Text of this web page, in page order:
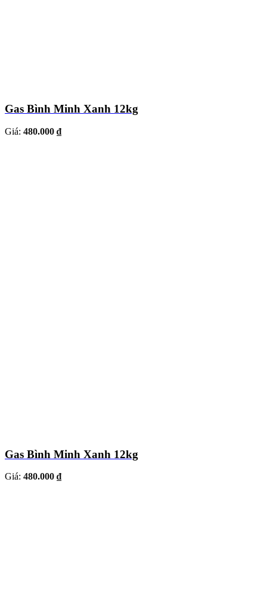
Gas Bình Minh Xanh 12kg
Giá: 480.000 ₫
Gas Bình Minh Xanh 12kg
Giá: 480.000 ₫